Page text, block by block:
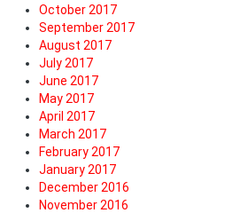
October 2017
September 2017
August 2017
July 2017
June 2017
May 2017
April 2017
March 2017
February 2017
January 2017
December 2016
November 2016